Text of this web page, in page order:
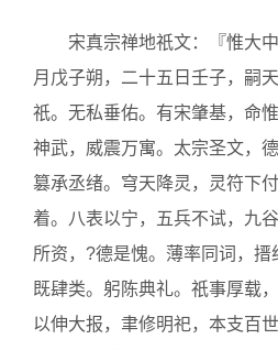
宋真宗禅地祇文：『惟大
月戊子朔，二十五日壬子，嗣
祇。无私垂佑。有宋肇基，命
神武，威震万寓。太宗圣文，
篡承丞绪。穹天降灵，灵符下
着。八表以宁，五兵不试，九
所资，?德是愧。薄率同词，
既肆类。躬陈典礼。祇事厚载
以伸大报，聿修明祀，本支百